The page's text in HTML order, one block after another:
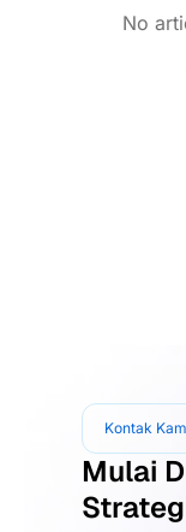
No
Kontak
Mulai